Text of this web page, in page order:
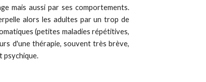
mais aussi par ses comportements.
alors les adultes par un trop de
(petites maladies répétitives,
d'une thérapie, souvent très brève,
psychique.